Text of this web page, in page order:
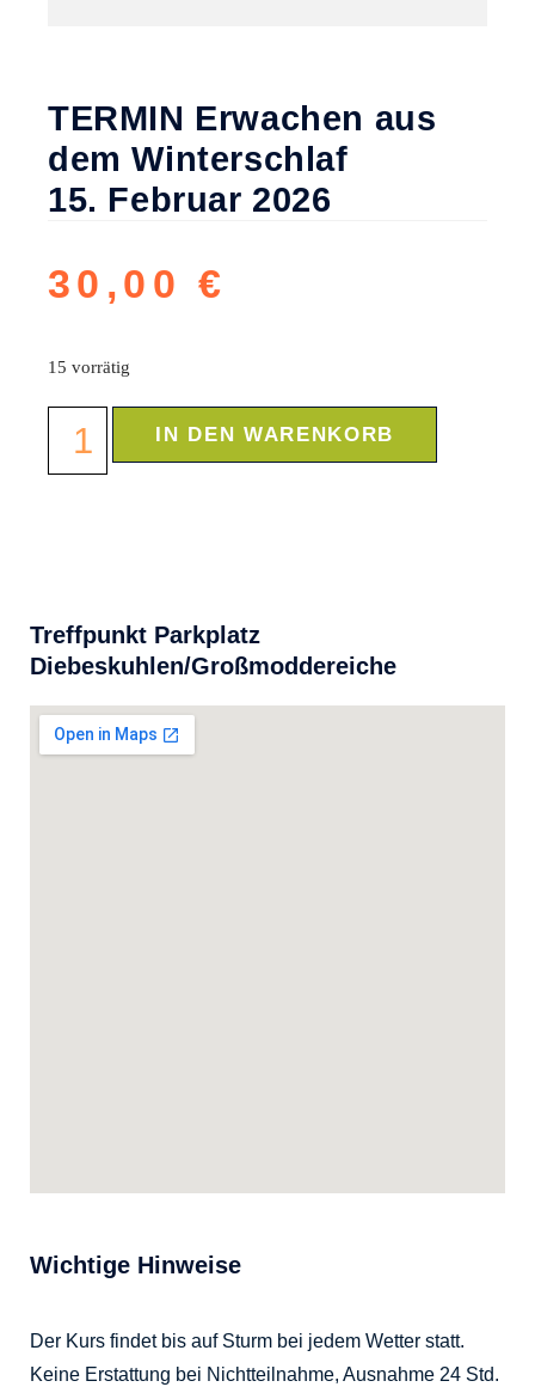
TERMIN Erwachen aus
dem Winterschlaf
15. Februar 2026
30,00€
15 vorrätig
IN DEN WARENKORB
Treffpunkt Parkplatz
Diebeskuhlen/Großmoddereiche
Wichtige Hinweise
Der Kurs findet bis auf Sturm bei jedem Wetter statt.
Keine Erstattung bei Nichtteilnahme, Ausnahme 24 Std.